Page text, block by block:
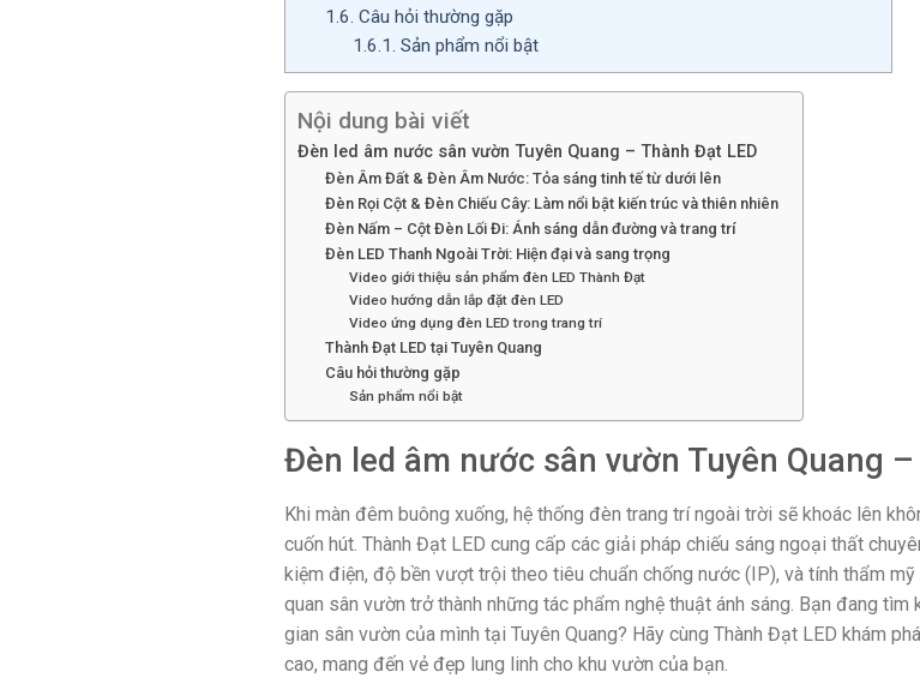
1.6. Câu hỏi thường gặp
1.6.1. Sản phẩm nổi bật
Nội dung bài viết
Đèn led âm nước sân vườn Tuyên Quang – Thành Đạt LED
Đèn Âm Đất & Đèn Âm Nước: Tỏa sáng tinh tế từ dưới lên
Đèn Rọi Cột & Đèn Chiếu Cây: Làm nổi bật kiến trúc và thiên nhiên
Đèn Nấm – Cột Đèn Lối Đi: Ánh sáng dẫn đường và trang trí
Đèn LED Thanh Ngoài Trời: Hiện đại và sang trọng
Video giới thiệu sản phẩm đèn LED Thành Đạt
Video hướng dẫn lắp đặt đèn LED
Video ứng dụng đèn LED trong trang trí
Thành Đạt LED tại Tuyên Quang
Câu hỏi thường gặp
Sản phẩm nổi bật
Đèn led âm nước sân vườn Tuyên Quang
Khi màn đêm buông xuống, hệ thống đèn trang trí ngoài trời sẽ khoác lên
cuốn hút. Thành Đạt LED cung cấp các giải pháp chiếu sáng ngoại thất
kiệm điện, độ bền vượt trội theo tiêu chuẩn chống nước (IP), và tính thẩm
quan sân vườn trở thành những tác phẩm nghệ thuật ánh sáng. Bạn đang
gian sân vườn của mình tại Tuyên Quang? Hãy cùng Thành Đạt LED khám
cao, mang đến vẻ đẹp lung linh cho khu vườn của bạn.